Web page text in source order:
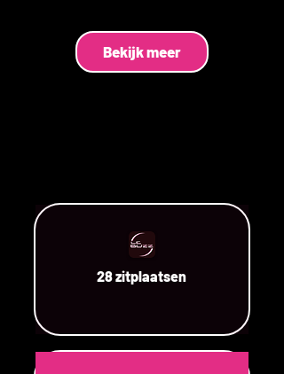
Bekijk meer
28 zitplaatsen